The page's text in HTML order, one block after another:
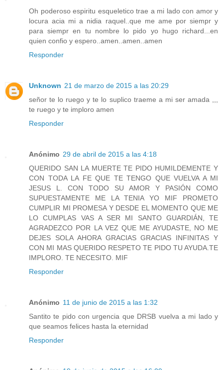
Oh poderoso espiritu esqueletico trae a mi lado con amor y
locura acia mi a nidia raquel..que me ame por siempr y
para siempr en tu nombre lo pido yo hugo richard...en
quien confio y espero..amen..amen..amen
Responder
Unknown 21 de marzo de 2015 a las 20:29
señor te lo ruego y te lo suplico traeme a mi ser amada ,,,
te ruego y te imploro amen
Responder
Anónimo 29 de abril de 2015 a las 4:18
QUERIDO SAN LA MUERTE TE PIDO HUMILDEMENTE Y
CON TODA LA FE QUE TE TENGO QUE VUELVA A MI
JESUS L. CON TODO SU AMOR Y PASIÓN COMO
SUPUESTAMENTE ME LA TENIA YO MIF PROMETO
CUMPLIR MI PROMESA Y DESDE EL MOMENTO QUE ME
LO CUMPLAS VAS A SER MI SANTO GUARDIÁN, TE
AGRADEZCO POR LA VEZ QUE ME AYUDASTE, NO ME
DEJES SOLA AHORA GRACIAS GRACIAS INFINITAS Y
CON MI MAS QUERIDO RESPETO TE PIDO TU AYUDA.TE
IMPLORO. TE NECESITO. MIF
Responder
Anónimo 11 de junio de 2015 a las 1:32
Santito te pido con urgencia que DRSB vuelva a mi lado y
que seamos felices hasta la eternidad
Responder